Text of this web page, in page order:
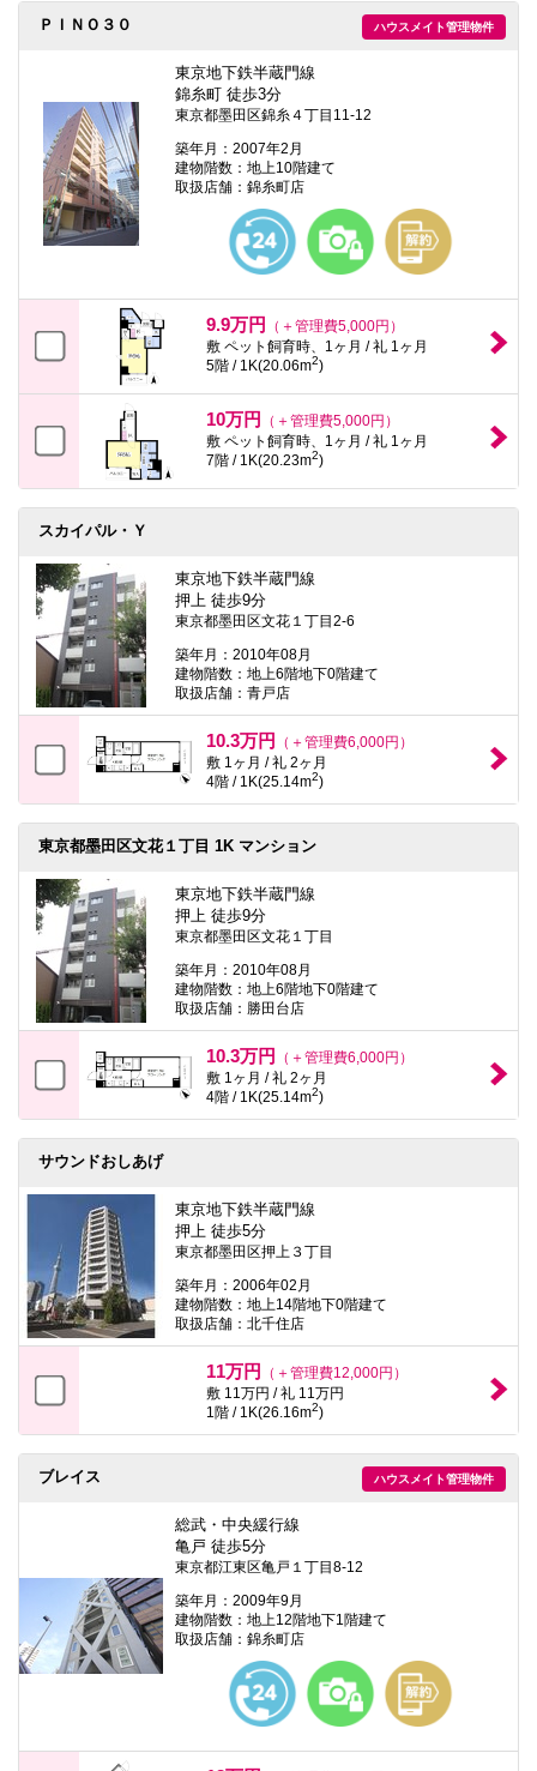
ハウスメイト管理物件
ＰＩＮＯ３０
東京地下鉄半蔵門線
錦糸町 徒歩3分
東京都墨田区錦糸４丁目11-12
築年月：2007年2月
建物階数：地上10階建て
取扱店舗：錦糸町店
9.9万円
（＋管理費5,000円）
敷 ペット飼育時、1ヶ月 / 礼 1ヶ月
5階 / 1K(20.06m2)
10万円
（＋管理費5,000円）
敷 ペット飼育時、1ヶ月 / 礼 1ヶ月
7階 / 1K(20.23m2)
スカイパル・Ｙ
東京地下鉄半蔵門線
押上 徒歩9分
東京都墨田区文花１丁目2-6
築年月：2010年08月
建物階数：地上6階地下0階建て
取扱店舗：青戸店
10.3万円
（＋管理費6,000円）
敷 1ヶ月 / 礼 2ヶ月
4階 / 1K(25.14m2)
東京都墨田区文花１丁目 1K マンション
東京地下鉄半蔵門線
押上 徒歩9分
東京都墨田区文花１丁目
築年月：2010年08月
建物階数：地上6階地下0階建て
取扱店舗：勝田台店
10.3万円
（＋管理費6,000円）
敷 1ヶ月 / 礼 2ヶ月
4階 / 1K(25.14m2)
サウンドおしあげ
東京地下鉄半蔵門線
押上 徒歩5分
東京都墨田区押上３丁目
築年月：2006年02月
建物階数：地上14階地下0階建て
取扱店舗：北千住店
11万円
（＋管理費12,000円）
敷 11万円 / 礼 11万円
1階 / 1K(26.16m2)
ハウスメイト管理物件
ブレイス
総武・中央緩行線
亀戸 徒歩5分
東京都江東区亀戸１丁目8-12
築年月：2009年9月
建物階数：地上12階地下1階建て
取扱店舗：錦糸町店